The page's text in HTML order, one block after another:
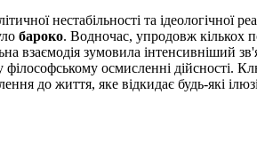
нестабільності та ідеологічної
бароко. Водночас, упродовж кількох
взаємодія зумовила інтенсивніший
осмисленні дійсності.
життя, яке відкидає будь-які